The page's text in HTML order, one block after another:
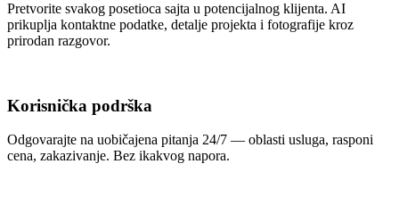
Pretvorite svakog posetioca sajta u potencijalnog klijenta. AI
prikuplja kontaktne podatke, detalje projekta i fotografije kroz
prirodan razgovor.
Korisnička podrška
Odgovarajte na uobičajena pitanja 24/7 — oblasti usluga, rasponi
cena, zakazivanje. Bez ikakvog napora.